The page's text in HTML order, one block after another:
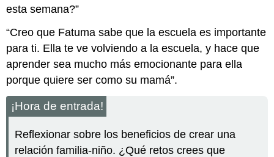
esta semana?”
“Creo que Fatuma sabe que la escuela es importante
para ti. Ella te ve volviendo a la escuela, y hace que
aprender sea mucho más emocionante para ella
porque quiere ser como su mamá”.
¡Hora de entrada!
Reflexionar sobre los beneficios de crear una
relación familia-niño. ¿Qué retos crees que